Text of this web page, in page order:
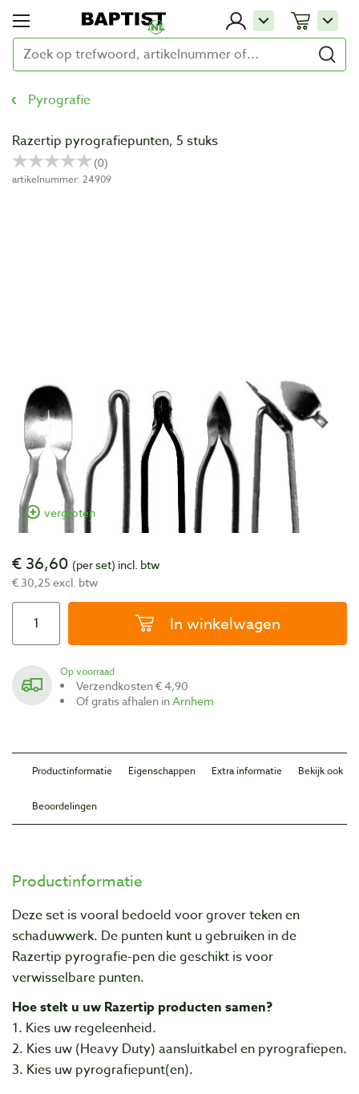
Pyrografie
Razertip pyrografiepunten, 5 stuks
artikelnummer: 24909
vergroten
€ 36,60 (per set) incl. btw
€ 30,25 excl. btw
In winkelwagen
Op voorraad
Verzendkosten € 4,90
Of gratis afhalen inArnhem
Productinformatie Eigenschappen Extra informatie Bekijk ook
Beoordelingen
Productinformatie
Deze set is vooral bedoeld voor grover teken en
schaduwwerk. De punten kunt u gebruiken in de
Razertip pyrografie-pen die geschikt is voor
verwisselbare punten.
Hoe stelt u uw Razertip producten samen?
1. Kies uw regeleenheid.
2. Kies uw (Heavy Duty) aansluitkabel en pyrografiepen.
3. Kies uw pyrografiepunt(en).